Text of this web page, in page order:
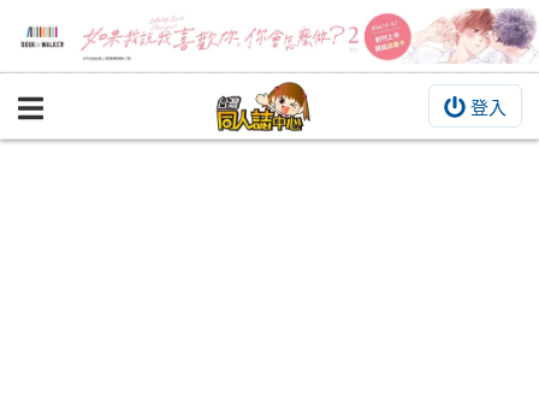
登入
BOOKY書集倉庫